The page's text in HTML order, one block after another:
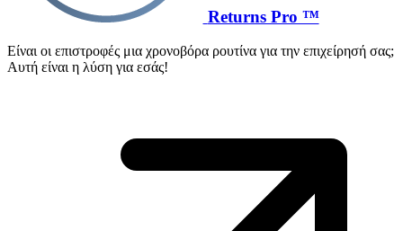
Returns Pro ™
Είναι οι επιστροφές μια χρονοβόρα ρουτίνα για την επιχείρησή σας;
Αυτή είναι η λύση για εσάς!